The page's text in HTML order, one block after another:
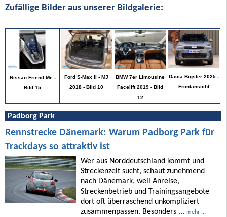
Zufällige Bilder aus unserer Bildgalerie:
Nissan Friend Me -
Bild 15
Ford S-Max II - MJ
2018 - Bild 10
BMW 7er Limousine
Facelift 2019 - Bild
12
Dacia Bigster 2025 -
Frontansicht
Padborg Park
Rennstrecke Dänemark: Warum Padborg Park für
Trackdays so attraktiv ist
Wer aus Norddeutschland kommt und
Streckenzeit sucht, schaut zunehmend
nach Dänemark, weil Anreise,
Streckenbetrieb und Trainingsangebote
dort oft überraschend unkompliziert
zusammenpassen. Besonders ... mehr ...